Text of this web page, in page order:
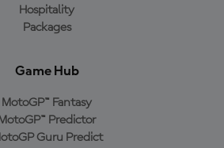
Hospitality
Packages
Game Hub
MotoGP™ Fantasy
MotoGP™ Predictor
Guru Predict